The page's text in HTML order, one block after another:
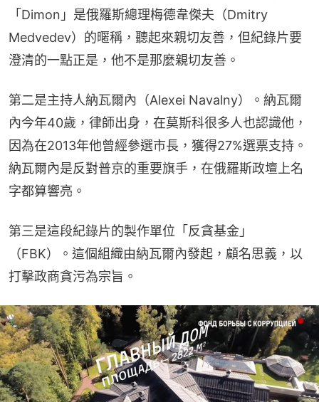
「Dimon」是俄羅斯總理梅德韋傑夫（Dmitry
Medvedev）的暱稱，聽起來親切友善，但紀錄片要
澄清的一點正是，他不是那麼親切友善。
第二是主持人納瓦爾內（Alexei Navalny）。納瓦爾
內今年40歲，律師出身，在莫斯科很多人也認識他，
因為在2013年他曾經參選市長，獲得27%選票支持。
納瓦爾內是反對普京的重要旗手，在俄羅斯政壇上名
字都算響亮。
第三是這段紀錄片的製作單位「反貪基金」
（FBK）。這個組織由納瓦爾內發起，顧名思義，以
打擊政商貪污為宗旨。